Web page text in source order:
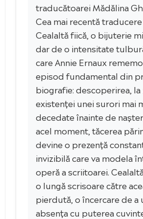
traducătoarei Mădălina
Cea mai recentă
Cealaltă fiică, o bijuterie
dar de o intensitate
care Annie Ernaux
episod fundamental din
biografie: descoperirea, la
existenței unei surori mai
decedate înainte de
acel moment, tăcerea
devine o prezență
invizibilă care va modela
operă a scriitoarei.
o lungă scrisoare către
pierdută, o încercare de a
absența cu puterea